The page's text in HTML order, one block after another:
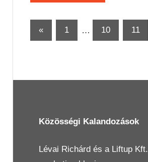
Bejegyzések
«Previous
1 … 10 11
Közösségi Kalandozások
Lévai Richárdés a Liftup Kft.